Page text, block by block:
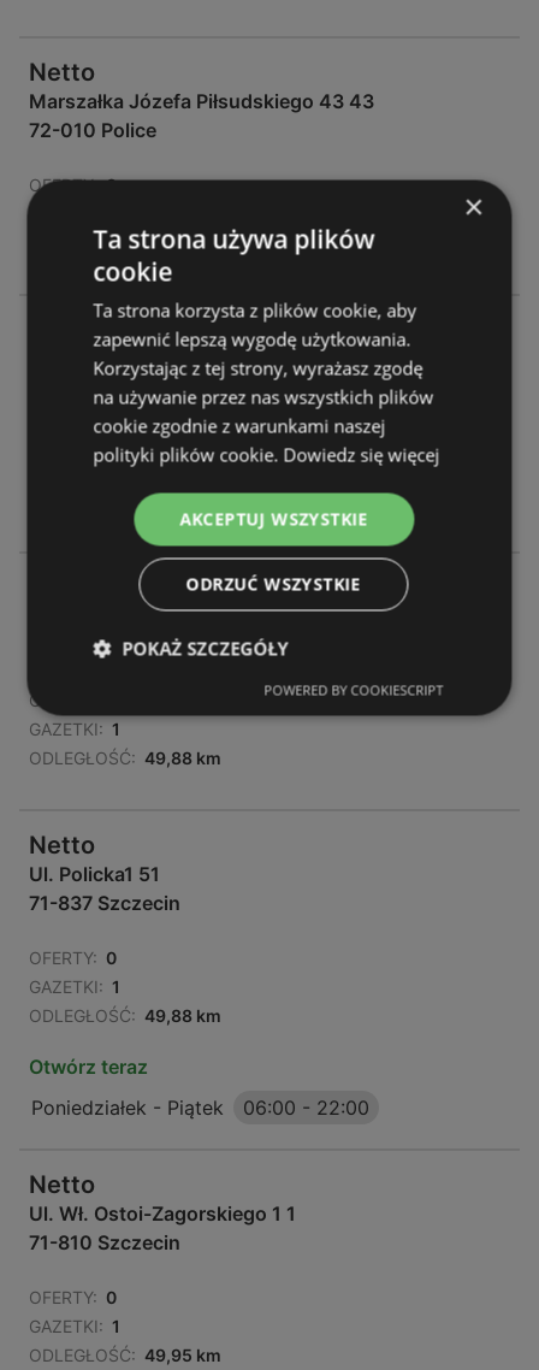
Netto
Marszałka Józefa Piłsudskiego 43 43
72-010 Police
OFERTY: 0
ODLEGŁOŚĆ: 44,61 km
Netto
Szczecińska 7a 7a
72-003 Dobra
0
GAZETKI:
46,81 km
Ul. Policka 1 51 1 51
71-837 Szczecin
OFERTY:
GAZETKI: 1
ODLEGŁOŚĆ: 49,88 km
Netto
Ul. Policka1 51
71-837 Szczecin
OFERTY: 0
GAZETKI: 1
ODLEGŁOŚĆ: 49,88 km
Otwórz teraz
Poniedziałek - Piątek
06:00 - 22:00
Netto
Ul. Wł. Ostoi-Zagorskiego 1 1
71-810 Szczecin
OFERTY: 0
GAZETKI: 1
ODLEGŁOŚĆ: 49,95 km
×
Ta strona używa plików
cookie
Ta strona korzysta z plików cookie, aby
zapewnić lepszą wygodę użytkowania.
Korzystając z tej strony, wyrażasz zgodę
na używanie przez nas wszystkich plików
cookie zgodnie z warunkami naszej
polityki plików cookie. Dowiedz się więcej
AKCEPTUJ WSZYSTKIE
ODRZUĆ WSZYSTKIE
POKAŻ SZCZEGÓŁY
POWERED BY COOKIESCRIPT